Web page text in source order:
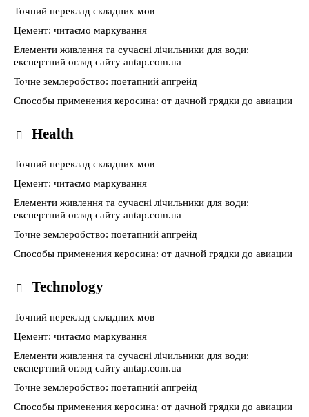
Точний переклад складних мов
Цемент: читаємо маркування
Елементи живлення та сучасні лічильники для води:
експертний огляд сайту antap.com.ua
Точне землеробство: поетапний апгрейд
Способы применения керосина: от дачной грядки до авиации
Health
Точний переклад складних мов
Цемент: читаємо маркування
Елементи живлення та сучасні лічильники для води:
експертний огляд сайту antap.com.ua
Точне землеробство: поетапний апгрейд
Способы применения керосина: от дачной грядки до авиации
Technology
Точний переклад складних мов
Цемент: читаємо маркування
Елементи живлення та сучасні лічильники для води:
експертний огляд сайту antap.com.ua
Точне землеробство: поетапний апгрейд
Способы применения керосина: от дачной грядки до авиации